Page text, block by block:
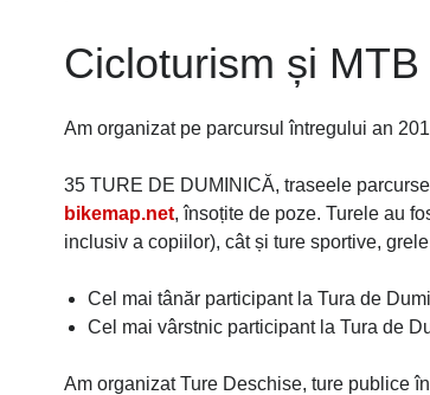
Cicloturism și MTB
Am organizat pe parcursul întregului an
35 TURE DE DUMINICĂ, traseele
bikemap.net, însoțite de poze. Turele au
inclusiv a copiilor), cât și ture sportive,
Cel mai tânăr participant la Tura de
Cel mai vârstnic participant la Tura de
Am organizat Ture Deschise, ture publice